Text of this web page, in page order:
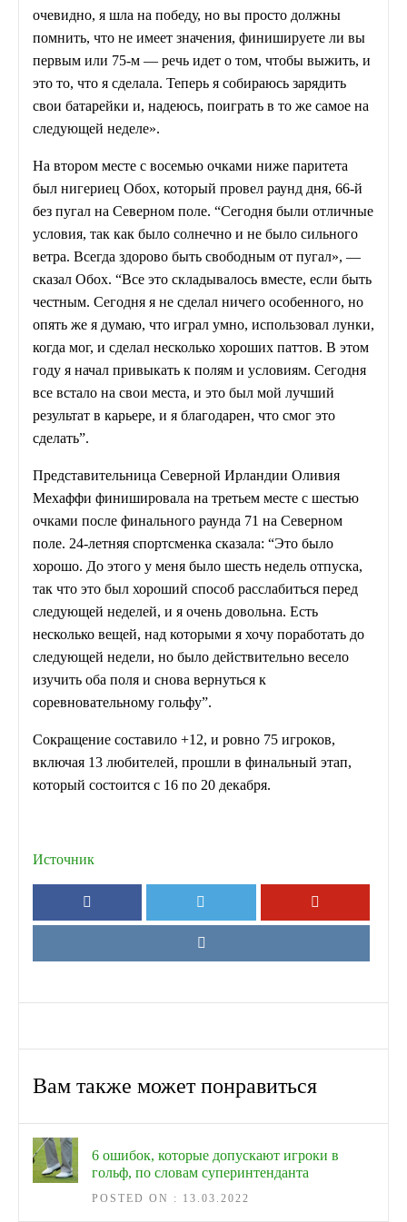
очевидно, я шла на победу, но вы просто должны
помнить, что не имеет значения, финишируете ли вы
первым или 75-м — речь идет о том, чтобы выжить, и
это то, что я сделала. Теперь я собираюсь зарядить
свои батарейки и, надеюсь, поиграть в то же самое на
следующей неделе».
На втором месте с восемью очками ниже паритета
был нигериец Обох, который провел раунд дня, 66-й
без пугал на Северном поле. “Сегодня были отличные
условия, так как было солнечно и не было сильного
ветра. Всегда здорово быть свободным от пугал», —
сказал Обох. “Все это складывалось вместе, если быть
честным. Сегодня я не сделал ничего особенного, но
опять же я думаю, что играл умно, использовал лунки,
когда мог, и сделал несколько хороших паттов. В этом
году я начал привыкать к полям и условиям. Сегодня
все встало на свои места, и это был мой лучший
результат в карьере, и я благодарен, что смог это
сделать”.
Представительница Северной Ирландии Оливия
Мехаффи финишировала на третьем месте с шестью
очками после финального раунда 71 на Северном
поле. 24-летняя спортсменка сказала: “Это было
хорошо. До этого у меня было шесть недель отпуска,
так что это был хороший способ расслабиться перед
следующей неделей, и я очень довольна. Есть
несколько вещей, над которыми я хочу поработать до
следующей недели, но было действительно весело
изучить оба поля и снова вернуться к
соревновательному гольфу”.
Сокращение составило +12, и ровно 75 игроков,
включая 13 любителей, прошли в финальный этап,
который состоится с 16 по 20 декабря.
Источник
Вам также может понравиться
6 ошибок, которые допускают игроки в
гольф, по словам суперинтенданта
POSTED ON : 13.03.2022